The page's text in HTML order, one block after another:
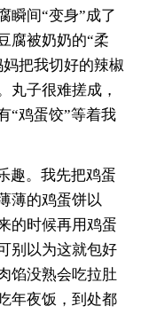
瞬间“变身”成了
腐被奶奶的“柔
把我切好的辣椒
丸子很难搓成，
“鸡蛋饺”等着我
趣。我先把鸡蛋
薄的鸡蛋饼以
的时候再用鸡蛋
别以为这就包好
馅没熟会吃拉肚
年夜饭，到处都